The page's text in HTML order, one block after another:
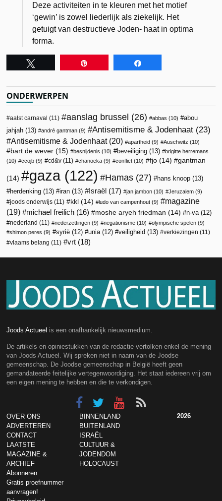
Deze activiteiten in te kleuren met het motief
‘gewin’ is zowel liederlijk als ziekelijk. Het
getuigt van destructieve Joden- haat in optima
forma.
ONDERWERPEN
aalst carnaval (11) aanslag brussel (26) abbas (10)
abou
jahjah (13) andré gantman (9) Antisemitisme & Jodenhaat (23)
Antisemitisme & Jodenhaat(20) apartheid (9) Auschwitz (10)
bart de wever (15) besnijdenis (10) beveiliging (13)
brigitte herremans
(10)
ccojb (9) cd&v (11) chanoeka (9) conflict (10) fjo (14) gantman
(14) gaza (122) Hamas (27) hans knoop (13)
herdenking (13) iran (13) Israël (17) jan jambon (10) Jeruzalem (9)
joods onderwijs (11) kkl (14) ludo van campenhout (9)
magazine
(19)
michael freilich (16) moshe aryeh friedman (14) n-va (12)
nederland (11) nederzettingen (9) negationisme (10) olympische spelen (9)
shimon peres (9) syrië (12) unia (12) veiligheid (13) verkiezingen (11)
vlaams belang (11) vrt (18)
Joods Actueel is een onafhankelijk nieuwsmedium.
De artikels en opiniestukken van de redactie vertolken enkel de mening
van Joods Actueel. Wij spreken niet in naam van de Joodse
gemeenschap. De Joodse gemeenschap in België heeft geen
gemandateerde feitelijke vertegenwoordiging. Het staat iedereen vrij om
een eigen mening te hebben en die te verkondigen.
OVER ONS
ADVERTEREN
CONTACT
LAATSTE
MAGAZINE &
ARCHIEF
Abonneren
Gratis proefnummer
aanvragen!
BINNENLAND
BUITENLAND
ISRAËL
CULTUUR &
JODENDOM
HOLOCAUST
2026